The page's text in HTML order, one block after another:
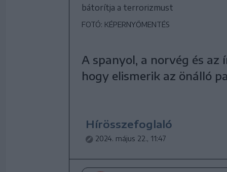
bátorítja a terrorizmust
FOTÓ: KÉPERNYŐMENTÉS
A spanyol, a norvég és
hogy elismerik az önálló
Hírösszefoglaló
2024. május 22., 11:47